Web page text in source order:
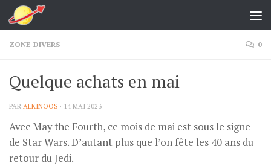
Skip to content
ZONE-DIVERS 0
Quelque achats en mai
PAR ALKINOOS · 14 MAI 2023
Avec May the Fourth, ce mois de mai est sous le signe
de Star Wars. D’autant plus que l’on fête les 40 ans du
retour du Jedi.